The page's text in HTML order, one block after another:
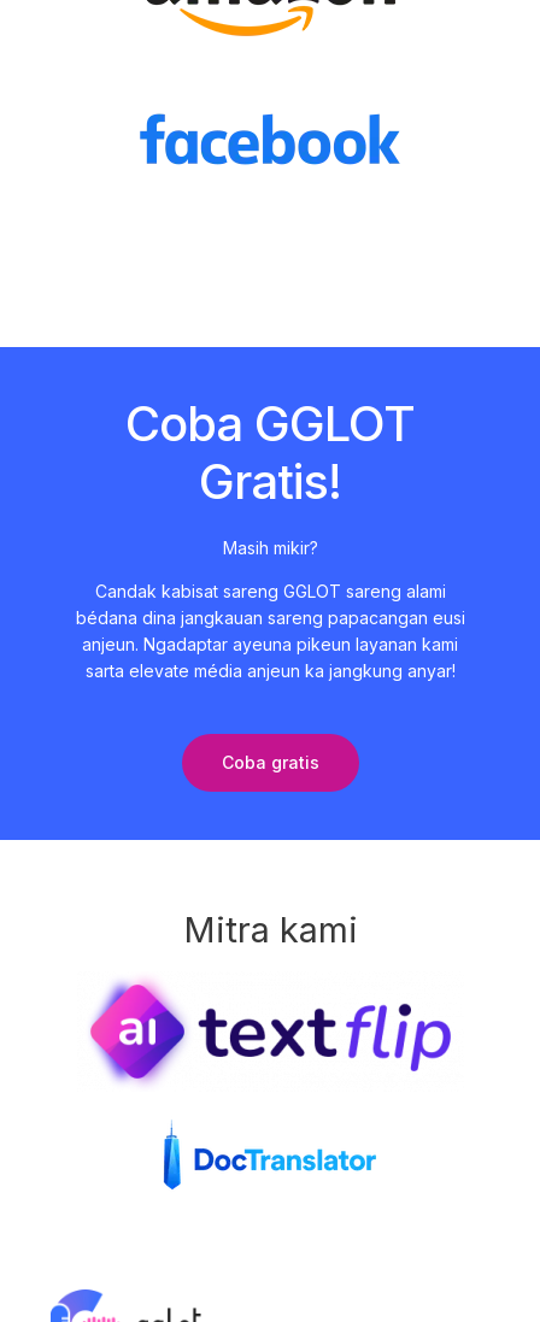
Coba GGLOT
Gratis!
Masih mikir?
Candak kabisat sareng GGLOT sareng alami
bédana dina jangkauan sareng papacangan eusi
anjeun. Ngadaptar ayeuna pikeun layanan kami
sarta elevate média anjeun ka jangkung anyar!
Coba gratis
Mitra kami